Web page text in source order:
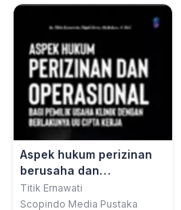
Aspek hukum perizinan
berusaha dan
operasional bagi pemilik
usaha klinik dengan
Titik Ernawati
Scopindo Media Pustaka